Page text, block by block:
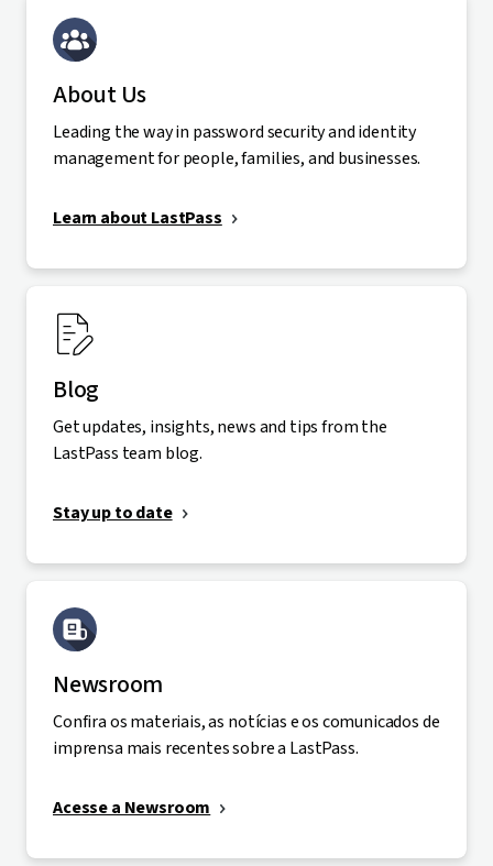
About Us
Leading the way in password security and identity
management for people, families, and businesses.
Learn about LastPass
Blog
Get updates, insights, news and tips from the
LastPass team blog.
Stay up to date
Newsroom
Confira os materiais, as notícias e os comunicados de
imprensa mais recentes sobre a LastPass.
Acesse a Newsroom